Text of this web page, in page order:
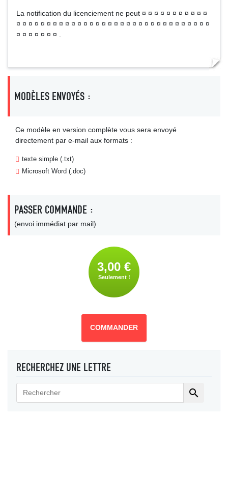
La notification du licenciement ne peut ¤ ¤ ¤ ¤ ¤ ¤ ¤ ¤ ¤ ¤ ¤
¤ ¤ ¤ ¤ ¤ ¤ ¤ ¤ ¤ ¤ ¤ ¤ ¤ ¤ ¤ ¤ ¤ ¤ ¤ ¤ ¤ ¤ ¤ ¤ ¤ ¤ ¤ ¤ ¤ ¤ ¤ ¤
¤ ¤ ¤ ¤ ¤ ¤ ¤ .
MODÈLES ENVOYÉS :
Ce modèle en version complète vous sera envoyé
directement par e-mail aux formats :
texte simple (.txt)
Microsoft Word (.doc)
PASSER COMMANDE :
(envoi immédiat par mail)
3,00 €
Seulement !
COMMANDER
RECHERCHEZ UNE LETTRE
